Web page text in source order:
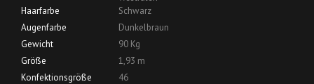
Haarfarbe
Schwarz
Augenfarbe
Dunkelbraun
Gewicht
90 Kg
Größe
1,93 m
Konfektionsgröße
46